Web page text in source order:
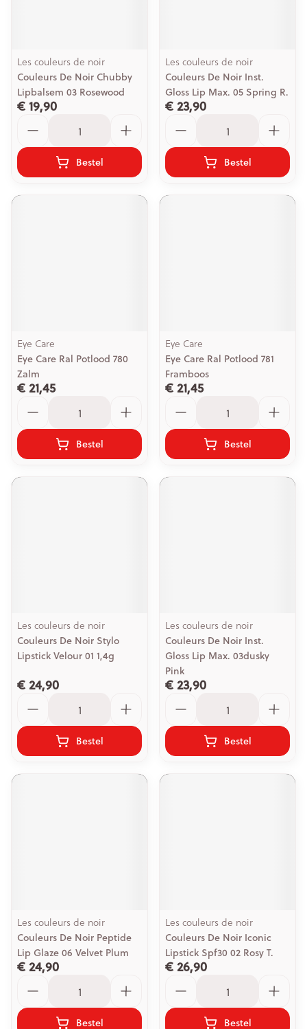
Les couleurs de noir
Couleurs De Noir Chubby
Lipbalsem 03 Rosewood
€ 19,90
Bestel
Les couleurs de noir
Couleurs De Noir Inst.
Gloss Lip Max. 05 Spring R.
€ 23,90
Bestel
Eye Care
Eye Care Ral Potlood 780
Zalm
€ 21,45
Bestel
Eye Care
Eye Care Ral Potlood 781
Framboos
€ 21,45
Bestel
Les couleurs de noir
Couleurs De Noir Stylo
Lipstick Velour 01 1,4g
€ 24,90
Bestel
Les couleurs de noir
Couleurs De Noir Inst.
Gloss Lip Max. 03dusky
Pink
€ 23,90
Bestel
Les couleurs de noir
Couleurs De Noir Peptide
Lip Glaze 06 Velvet Plum
€ 24,90
Bestel
Les couleurs de noir
Couleurs De Noir Iconic
Lipstick Spf30 02 Rosy T.
€ 26,90
Bestel